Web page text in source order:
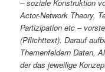
– soziale Konstruktion
Actor-Network Theory,
Partizipation etc –
(Pflichttext). Darauf
Themenfeldern Daten,
der das jeweilige